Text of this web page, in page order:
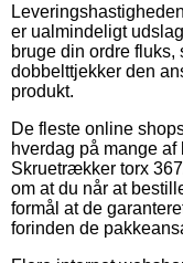
er ualmindeligt
bruge din ordre fluks,
dobbelttjekker den
produkt.
De fleste online
hverdag på mange
Skruetrækker torx
om at du når at
formål at de
forinden de